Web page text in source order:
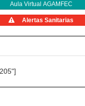
Aula Virtual AGAMFEC
Alertas Sanitarias